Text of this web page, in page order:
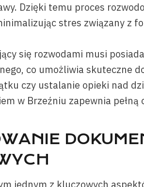
Dzięki temu proces
stres związany z
się rozwodami musi
co umożliwia skuteczne
czy ustalanie opieki nad
w Brzeźniu zapewnia